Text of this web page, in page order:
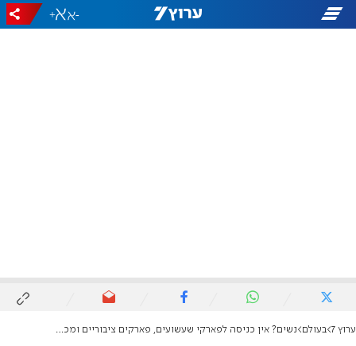
-
+
ערוץ 7 בעולם נשים? אין כניסה לפארקי שעשועים, פארקים ציבוריים ומכוני כושר